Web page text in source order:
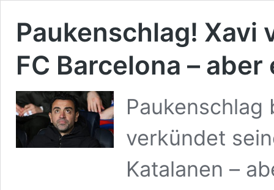
Paukenschlag!
FC Barcelona –
Paukenschlag
verkündet
Katalanen –